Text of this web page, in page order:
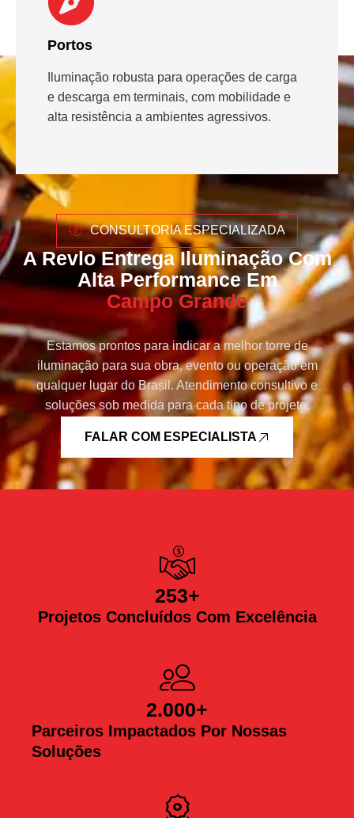
Portos
Iluminação robusta para operações de carga
e descarga em terminais, com mobilidade e
alta resistência a ambientes agressivos.
CONSULTORIA ESPECIALIZADA
A Revlo Entrega Iluminação Com
Alta Performance Em
Campo Grande
Estamos prontos para indicar a melhor torre de
iluminação para sua obra, evento ou operação em
qualquer lugar do Brasil. Atendimento consultivo e
soluções sob medida para cada tipo de projeto.
FALAR COM ESPECIALISTA
Projetos Concluídos Com Excelência
253+
Parceiros Impactados Por Nossas
Soluções
2.000+